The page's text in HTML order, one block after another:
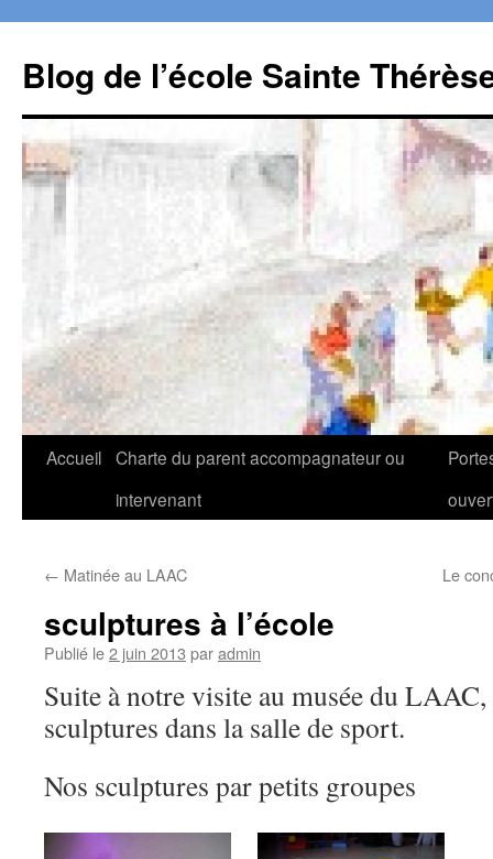
contenu
Blog de l’école Sainte
Accueil Charte du parent accompagnateur ou
intervenant
← Matinée au LAAC Le
sculptures à l’école
Publié le2 juin 2013 paradmin
Suite à notre visite au musée du LAAC,
sculptures dans la salle de sport.
Nos sculptures par petits groupes